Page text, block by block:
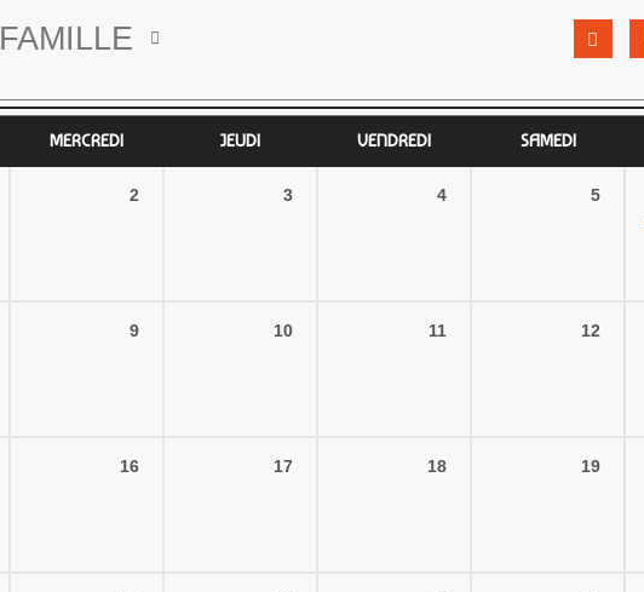
FAMILLE
MERCREDI JEUDI VENDREDI SAMEDI
2 3 4 5
9 10 11 12
16 17 18 19